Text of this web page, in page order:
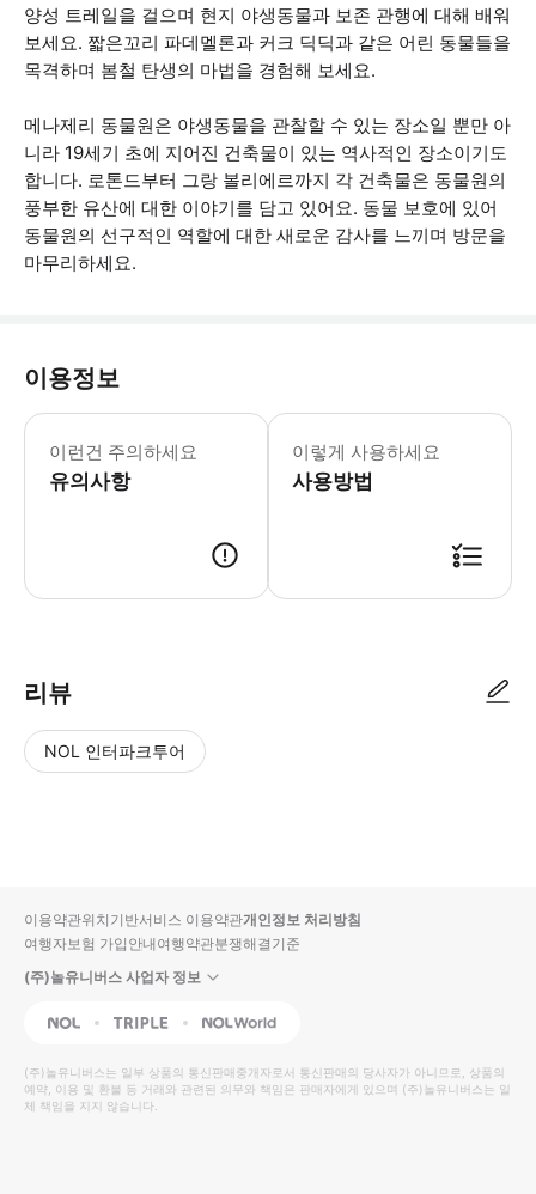
양성 트레일을 걸으며 현지 야생동물과 보존 관행에 대해 배워
보세요. 짧은꼬리 파데멜론과 커크 딕딕과 같은 어린 동물들을
목격하며 봄철 탄생의 마법을 경험해 보세요.
메나제리 동물원은 야생동물을 관찰할 수 있는 장소일 뿐만 아
니라 19세기 초에 지어진 건축물이 있는 역사적인 장소이기도
합니다. 로톤드부터 그랑 볼리에르까지 각 건축물은 동물원의
풍부한 유산에 대한 이야기를 담고 있어요. 동물 보호에 있어
동물원의 선구적인 역할에 대한 새로운 감사를 느끼며 방문을
마무리하세요.
이용정보
이런건 주의하세요
유의사항
- 만 3세 미만 어린이는 무료 입장이
이렇게 사용하세요
사용방법
리뷰
NOL 인터파크투어
입니
다.
높
은
순
동
영
상
순
상
이용약관위치기반서비스 이용약관개인정보 처리방침
여행자보험 가입안내여행약관분쟁해결기준
(주)놀유니버스 사업자 정보
NOL Triple Interpark Global
(주)놀유니버스는 일부 상품의 통신판매중개자로서 통신판매의 당사자가 아니므로, 상품의
예약, 이용 및 환불 등 거래와 관련된 의무와 책임은 판매자에게 있으며 (주)놀유니버스는 일
체 책임을 지지 않습니다.